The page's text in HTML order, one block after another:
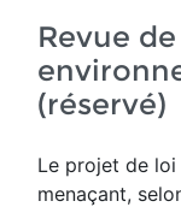
Revue
(réservé)
Le projet de
menaçant,